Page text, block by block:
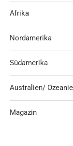
Afrika
Nordamerika
Südamerika
Australien/
Magazin